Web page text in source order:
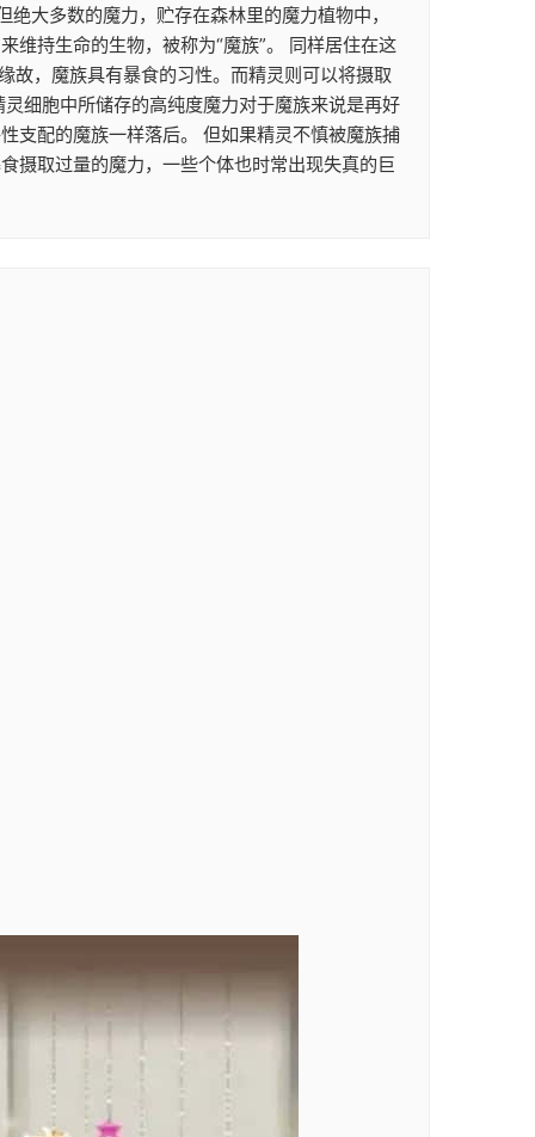
大多数的魔力，贮存在森林里的魔力植物中，
维持生命的生物，被称为“魔族”。 同样居住在这
故，魔族具有暴食的习性。而精灵则可以将摄取
细胞中所储存的高纯度魔力对于魔族来说是再好
支配的魔族一样落后。 但如果精灵不慎被魔族捕
摄取过量的魔力，一些个体也时常出现失真的巨